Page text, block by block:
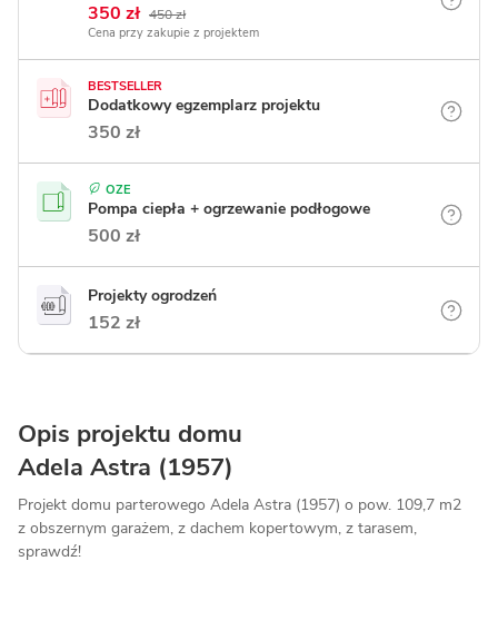
450 zł
350 zł
Cena przy zakupie z projektem
BESTSELLER
Dodatkowy egzemplarz projektu
350 zł
OZE
Pompa ciepła + ogrzewanie podłogowe
500 zł
Projekty ogrodzeń
152 zł
Opis projektu domu
Adela Astra (1957)
Projekt domu parterowego Adela Astra (1957) o pow. 109,7 m2
z obszernym garażem, z dachem kopertowym, z tarasem,
sprawdź!